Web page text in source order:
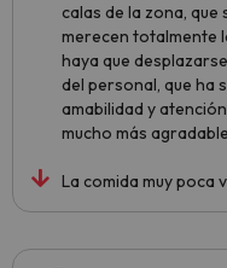
calas de la zona,
merecen totalmente
haya que
del personal, que ha
amabilidad y
mucho más
La comida muy poca